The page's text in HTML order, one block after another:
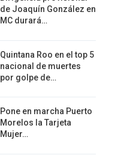
de Joaquín González en
MC durará…
Quintana Roo en el top 5
nacional de muertes
por golpe de…
Pone en marcha Puerto
Morelos la Tarjeta
Mujer…